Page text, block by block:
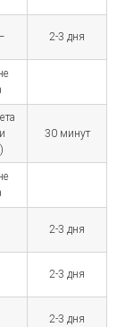
2-3 дня
30 минут
2-3 дня
2-3 дня
2-3 дня